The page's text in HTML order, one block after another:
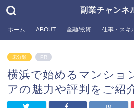
副業チャンネ
ホーム ABOUT 金融/投資 仕事・スキ
未分類 PR
横浜で始めるマンショ
アの魅力や評判をご紹